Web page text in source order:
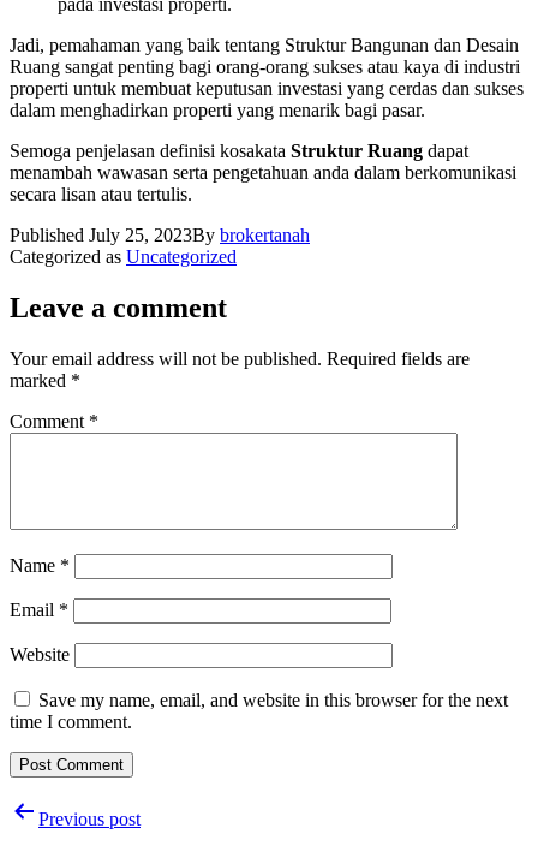
Jadi, pemahaman yang baik tentang Struktur Bangunan dan Desain
Ruang sangat penting bagi orang-orang sukses atau kaya di industri
properti untuk membuat keputusan investasi yang cerdas dan sukses
dalam menghadirkan properti yang menarik bagi pasar.
Semoga penjelasan definisi kosakata Struktur Ruang dapat
menambah wawasan serta pengetahuan anda dalam berkomunikasi
secara lisan atau tertulis.
Published July 25, 2023By brokertanah
Categorized as Uncategorized
Leave a comment
Your email address will not be published. Required fields are
marked *
Comment *
Name *
Email *
Website
Save my name, email, and website in this browser for the next
time I comment.
PostPrevious post